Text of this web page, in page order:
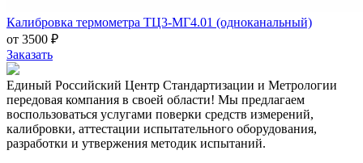
Калибровка термометра ТЦ3-МГ4.01 (одноканальный)
от 3500 ₽
Заказать
Единый Российский Центр Стандартизации и Метрологии
передовая компания в своей области! Мы предлагаем
воспользоваться услугами поверки средств измерений,
калибровки, аттестации испытательного оборудования,
разработки и утвержения методик испытаний.